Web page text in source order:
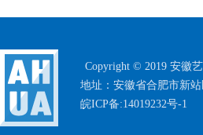
Copyright © 2019 安徽
地址：安徽省合肥市新
皖ICP备:14019232号-1